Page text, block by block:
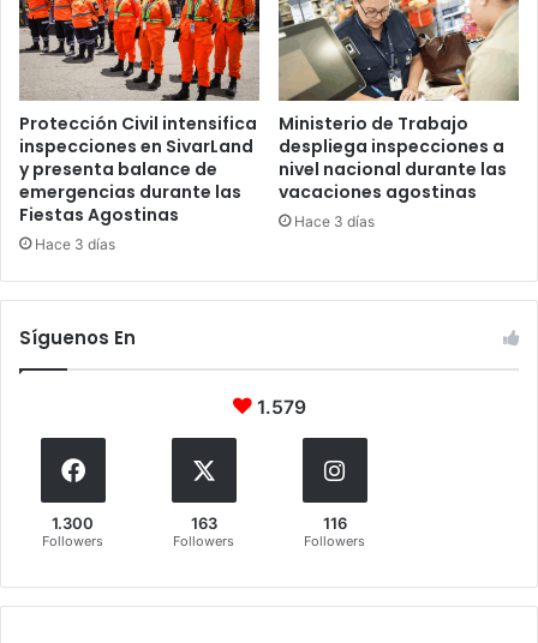
Protección Civil intensifica
inspecciones en SivarLand
y presenta balance de
emergencias durante las
Fiestas Agostinas
Hace 3 días
Ministerio de Trabajo
despliega inspecciones a
nivel nacional durante las
vacaciones agostinas
Hace 3 días
Síguenos En
1.579
1.300
Followers
163
Followers
116
Followers